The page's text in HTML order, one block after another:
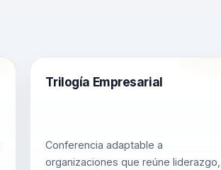
Trilogía Empresarial
Conferencia adaptable a
organizaciones que reúne liderazgo,